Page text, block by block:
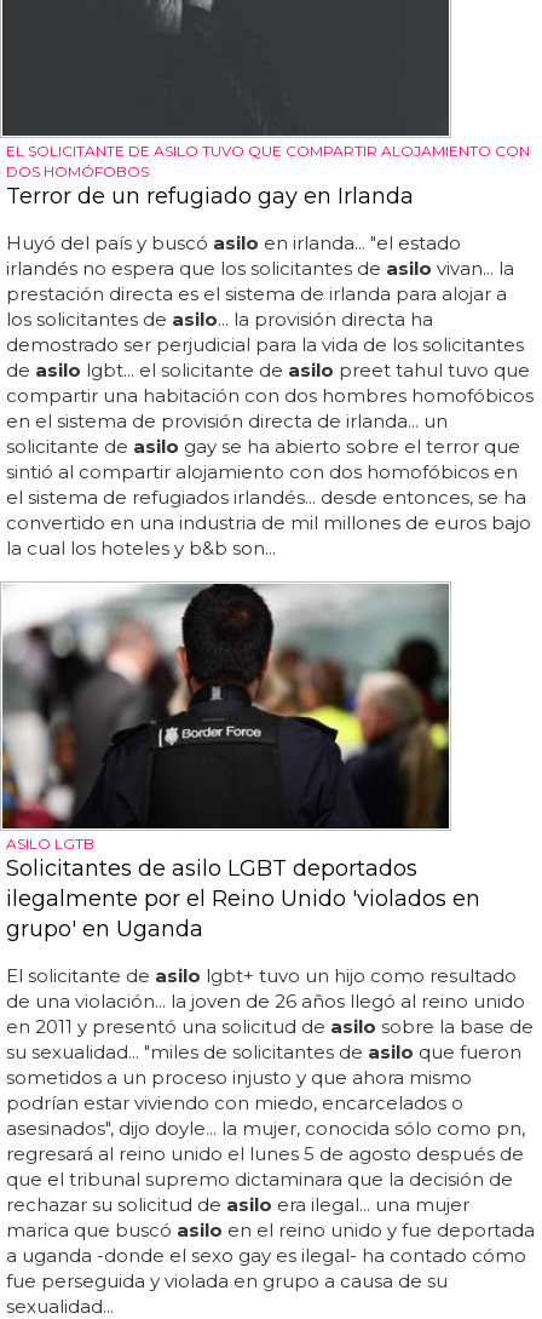
EL SOLICITANTE DE ASILO TUVO QUE COMPARTIR ALOJAMIENTO CON
DOS HOMÓFOBOS
Terror de un refugiado gay en Irlanda
Huyó del país y buscó asilo en irlanda... "el estado
irlandés no espera que los solicitantes de asilo vivan... la
prestación directa es el sistema de irlanda para alojar a
los solicitantes de asilo... la provisión directa ha
demostrado ser perjudicial para la vida de los solicitantes
de asilo lgbt... el solicitante de asilo preet tahul tuvo que
compartir una habitación con dos hombres homofóbicos
en el sistema de provisión directa de irlanda... un
solicitante de asilo gay se ha abierto sobre el terror que
sintió al compartir alojamiento con dos homofóbicos en
el sistema de refugiados irlandés... desde entonces, se ha
convertido en una industria de mil millones de euros bajo
la cual los hoteles y b&b son...
ASILO LGTB
Solicitantes de asilo LGBT deportados
ilegalmente por el Reino Unido 'violados en
grupo' en Uganda
El solicitante de asilo lgbt+ tuvo un hijo como resultado
de una violación... la joven de 26 años llegó al reino unido
en 2011 y presentó una solicitud de asilo sobre la base de
su sexualidad... "miles de solicitantes de asilo que fueron
sometidos a un proceso injusto y que ahora mismo
podrían estar viviendo con miedo, encarcelados o
asesinados", dijo doyle... la mujer, conocida sólo como pn,
regresará al reino unido el lunes 5 de agosto después de
que el tribunal supremo dictaminara que la decisión de
rechazar su solicitud de asilo era ilegal... una mujer
marica que buscó asilo en el reino unido y fue deportada
a uganda -donde el sexo gay es ilegal- ha contado cómo
fue perseguida y violada en grupo a causa de su
sexualidad...